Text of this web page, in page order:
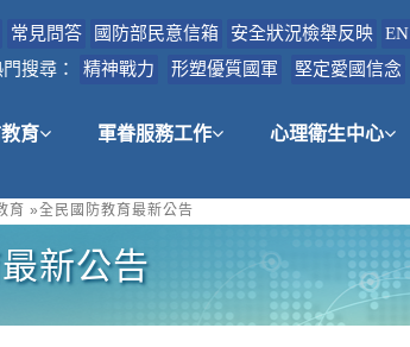
常見問答 國防部民意信箱 安全狀況檢舉反映 EN
搜尋：
精神戰力 形塑優質國軍 堅定愛國信念
育 軍眷服務工作 心理衛生中心
育 »全民國防教育最新公告
新公告